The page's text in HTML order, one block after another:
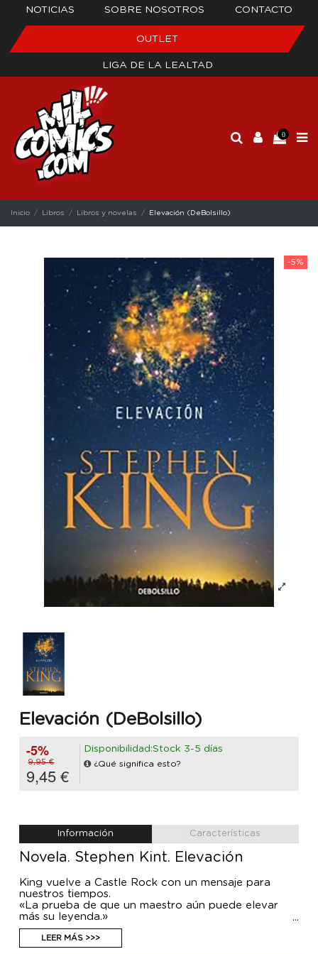
NOTICIAS SOBRE NOSOTROS CONTACTO
OUTLET
LIGA DE LA LEALTAD
0
Inicio Libros Libros y novelas Elevación (DeBolsillo)
-5%
Elevación (DeBolsillo)
-5%
9,95 €
9,45 €
Disponibilidad:Stock 3-5 días
¿Qué significa esto?
Información Características
Novela. Stephen Kint. Elevación
King vuelve a Castle Rock con un mensaje para
nuestros tiempos.
«La prueba de que un maestro aún puede elevar
más su leyenda.»
USA Today
El cuerpo de Scott Carey sufre un extraño
fenómeno: pierde peso sin parar pero no se vuelve
LEER MÁS >>>